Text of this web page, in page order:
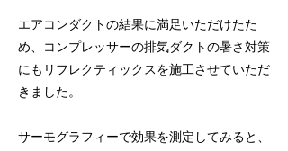
エアコンダクトの結果に満足いただけたた
め、コンプレッサーの排気ダクトの暑さ対策
にもリフレクティックスを施工させていただ
きました。
サーモグラフィーで効果を測定してみると、